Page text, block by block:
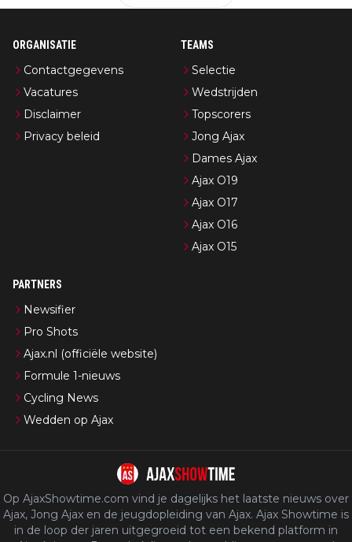
ORGANISATIE
Contactgegevens
Vacatures
Disclaimer
Privacy beleid
TEAMS
Selectie
Wedstrijden
Topscorers
Jong Ajax
Dames Ajax
Ajax O19
Ajax O17
Ajax O16
Ajax O15
PARTNERS
Newsifier
Pro Shots
Ajax.nl (officiële website)
Formule 1-nieuws
Cycling News
Wedden op Ajax
Op AjaxShowtime.com vind je dagelijks het laatste nieuws over
Ajax, Jong Ajax en de jeugdopleiding van Ajax. Ajax Showtime is
in de loop der jaren uitgegroeid tot een bekend platform in